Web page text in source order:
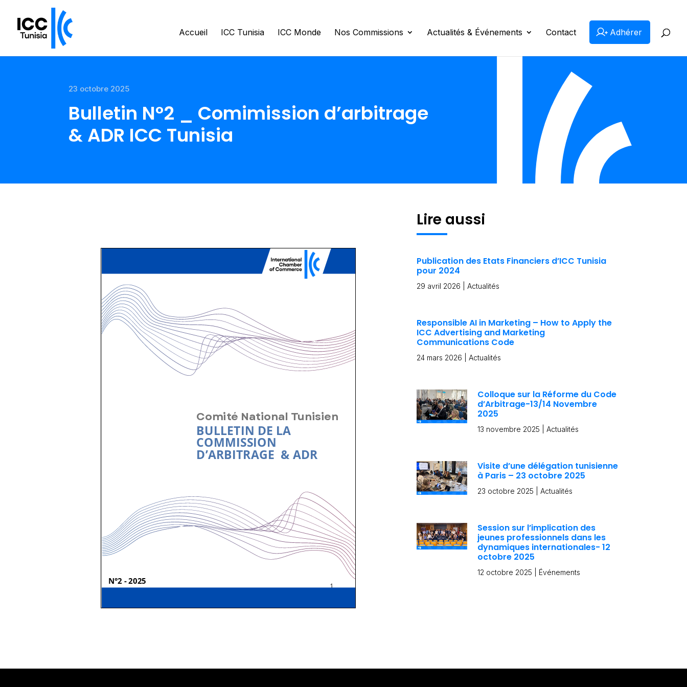
Accueil ICC Tunisia ICC Monde Nos Commissions Actualités & Événements Contact Adhérer
23 octobre 2025
Bulletin N°2 _ Comimission d’arbitrage
& ADR ICC Tunisia
Lire aussi
Publication des Etats Financiers d’ICC Tunisia
pour 2024
29 avril 2026 Actualités
Responsible AI in Marketing – How to Apply the
ICC Advertising and Marketing
Communications Code
24 mars 2026 Actualités
Colloque sur la Réforme du Code
d’Arbitrage-13/14 Novembre
2025
13 novembre 2025 Actualités
Visite d’une délégation tunisienne
à Paris – 23 octobre 2025
23 octobre 2025 Actualités
Session sur l’implication des
jeunes professionnels dans les
dynamiques internationales- 12
octobre 2025
12 octobre 2025 Événements